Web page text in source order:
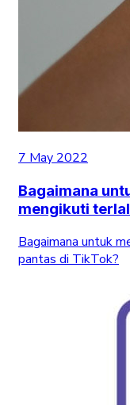
7 May 2022
Bagaimana
mengikuti
Bagaimana untuk
pantas di TikTok?